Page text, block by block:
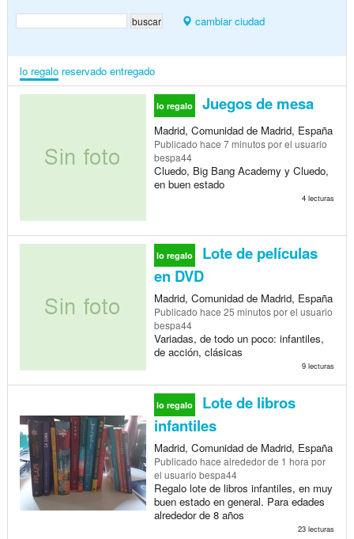
cambiar ciudad
lo regalo reservado entregado
lo regalo Juegos de mesa
Madrid, Comunidad de Madrid, España
Publicado hace 7 minutospor el usuario
bespa44
Cluedo, Big Bang Academy y Cluedo,
en buen estado
4 lecturas
lo regalo
Lote de películas
en DVD
Madrid, Comunidad de Madrid, España
Publicado hace 25 minutospor el usuario
bespa44
Variadas, de todo un poco: infantiles,
de acción, clásicas
9 lecturas
lo regalo
Lote de libros
infantiles
Madrid, Comunidad de Madrid, España
Publicado hace alrededor de 1 hora por
el usuario bespa44
Regalo lote de libros infantiles, en muy
buen estado en general. Para edades
alrededor de 8 años
23 lecturas